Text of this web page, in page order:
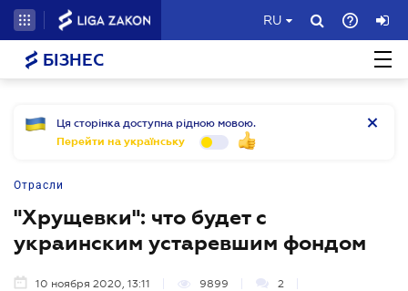
RU
БІЗНЕС
Ця сторінка доступна рідною мовою.
Перейти на українську
Отрасли
"Хрущевки": что будет с
украинским устаревшим фондом
10 ноября 2020, 13:11 9899 2